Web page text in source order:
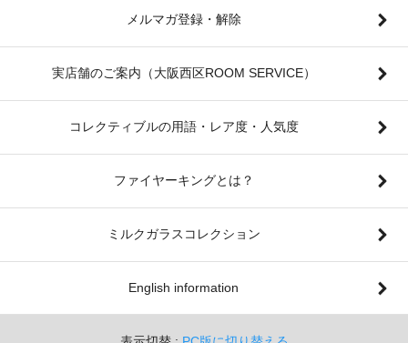
メルマガ登録・解除
実店舗のご案内（大阪西区ROOM SERVICE）
コレクティブルの用語・レア度・人気度
ファイヤーキングとは？
ミルクガラスコレクション
English information